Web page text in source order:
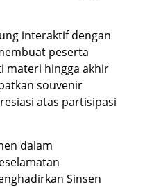
interaktif dengan
peserta
materi hingga akhir
souvenir
atas partisipasi
dalam
Sinsen